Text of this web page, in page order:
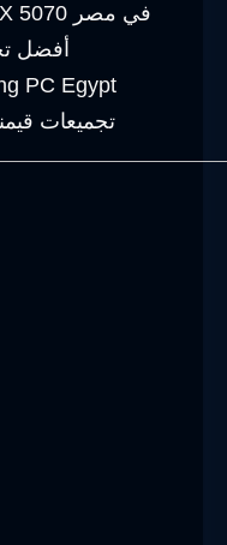
أرخص تجميعة RTX 5070 في مصر
أفضل
PC Egypt
تجميعات قيمنق